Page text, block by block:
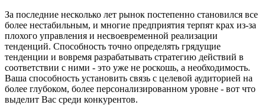
За последние несколько лет рынок постепенно становился все
более нестабильным, и многие предприятия терпят крах из-за
плохого управления и несвоевременной реализации
тенденций. Способность точно определять грядущие
тенденции и вовремя разрабатывать стратегию действий в
соответствии с ними - это уже не роскошь, а необходимость.
Ваша способность установить связь с целевой аудиторией на
более глубоком, более персонализированном уровне - вот что
выделит Вас среди конкурентов.